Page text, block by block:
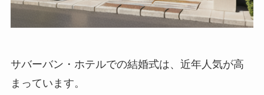
サバーバン・ホテルでの結婚式は、近年人気が高
まっています。